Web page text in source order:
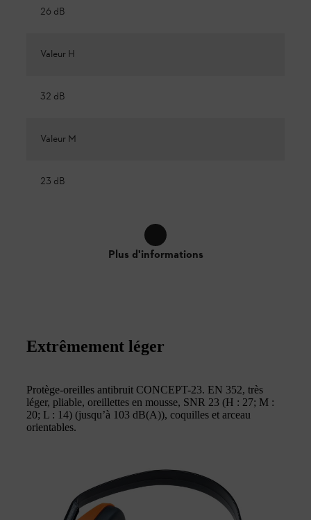
26 dB
Valeur H
32 dB
Valeur M
23 dB
Plus d'informations
Extrêmement léger
Protège-oreilles antibruit CONCEPT-23. EN 352, très
léger, pliable, oreillettes en mousse, SNR 23 (H : 27; M :
20; L : 14) (jusqu’à 103 dB(A)), coquilles et arceau
orientables.